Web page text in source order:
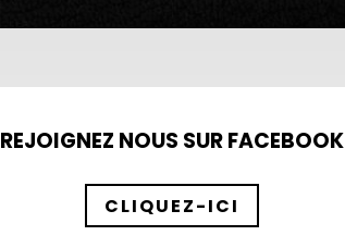
REJOIGNEZ NOUS SUR FACEBOOK
CLIQUEZ-ICI